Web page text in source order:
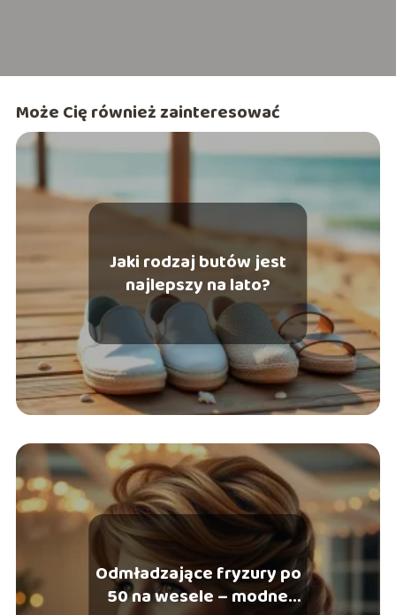
Może Cię również zainteresować
Jaki rodzaj butów jest
najlepszy na lato?
Odmładzające fryzury po
50 na wesele – modne